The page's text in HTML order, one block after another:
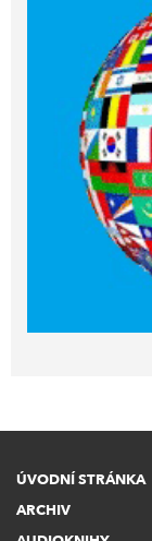
ÚVODNÍ STRÁNKA
ARCHIV